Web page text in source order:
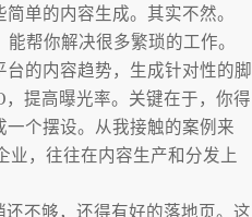
单的内容生成。其实不然。
帮你解决很多繁琐的工作。
台的内容趋势，生成针对性的脚
提高曝光率。关键在于，你得
个摆设。从我接触的案例来
业，往往在内容生产和分发上
不够，还得有好的落地页。这